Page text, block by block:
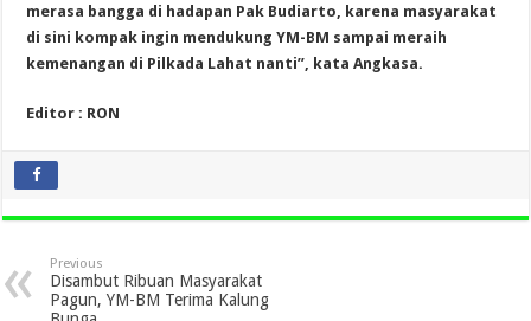
merasa bangga di hadapan Pak Budiarto, karena masyarakat
di sini kompak ingin mendukung YM-BM sampai meraih
kemenangan di Pilkada Lahat nanti”, kata Angkasa.
Editor : RON
Previous
Disambut Ribuan Masyarakat
Pagun, YM-BM Terima Kalung